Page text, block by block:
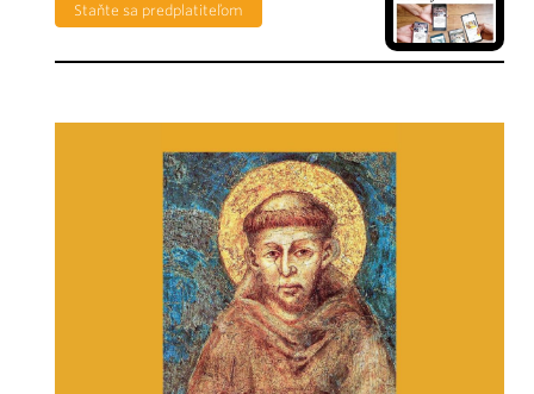
Staňte sa predplatiteľom